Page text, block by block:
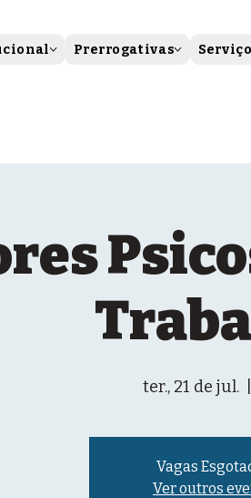
Prerrogativas
ter., 21 de jul.
Vagas
Ver outros